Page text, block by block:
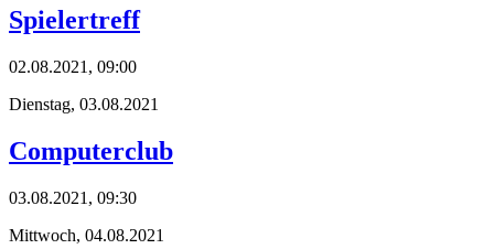
Spielertreff
02.08.2021, 09:00
Dienstag, 03.08.2021
Computerclub
03.08.2021, 09:30
Mittwoch, 04.08.2021